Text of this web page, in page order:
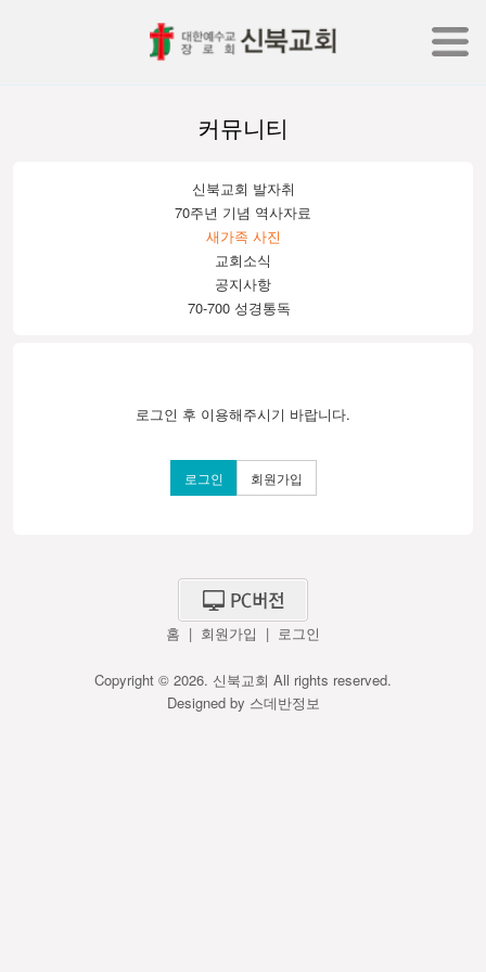
커뮤니티
신북교회 발자취
70주년 기념 역사자료
새가족 사진
교회소식
공지사항
70-700 성경통독
로그인 후 이용해주시기 바랍니다.
로그인 회원가입
홈 | 회원가입 | 로그인
Copyright © 2026. 신북교회 All rights reserved.
Designed by 스데반정보